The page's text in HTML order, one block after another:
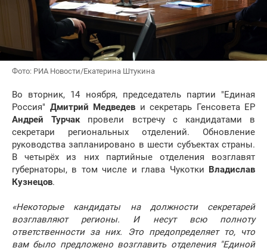
Фото: РИА Новости/Екатерина Штукина
Во вторник, 14 ноября, председатель партии "Единая
Россия" Дмитрий Медведев и секретарь Генсовета ЕР
Андрей Турчакпровели встречу с кандидатами в
секретари региональных отделений. Обновление
руководства запланировано в шести субъектах страны.
В четырёх из них партийные отделения возглавят
губернаторы, в том числе и глава Чукотки
Владислав
Кузнецов.
«Некоторые кандидаты на должности секретарей
возглавляют регионы. И несут всю полноту
ответственности за них. Это предопределяет то, что
вам было предложено возглавить отделения "Единой